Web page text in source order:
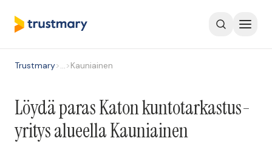
Trustmary>…>Kauniainen
Löydä paras Katon kuntotarkastus-
yritys alueella Kauniainen